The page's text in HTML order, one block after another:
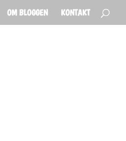
OM BLOGGEN KONTAKT